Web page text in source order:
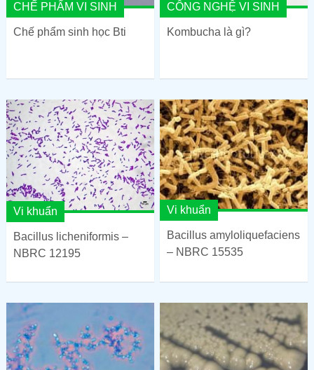
CHẾ PHẨM VI SINH
Chế phẩm sinh học Bti
CÔNG NGHỆ VI SINH
Kombucha là gì?
Vi khuẩn
Bacillus licheniformis –
NBRC 12195
Vi khuẩn
Bacillus amyloliquefaciens
– NBRC 15535